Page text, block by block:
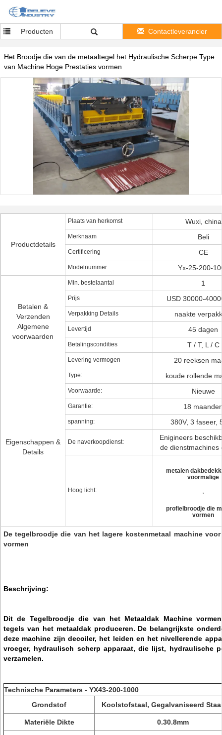
Producten Contactleverancier
Het Broodje die van de metaaltegel het Hydraulische Scherpe Type
van Machine Hoge Prestaties vormen
Productdetails
Plaats van herkomst Wuxi, china
Merknaam Beli
Certificering CE
Modelnummer Yx-25-200-
Betalen &
Verzenden
Algemene
voorwaarden
Min. bestelaantal 1
Prijs USD 30000-
Verpakking Details naakte
Levertijd 45 dagen
Betalingscondities T / T, L / C
Levering vermogen 20 reeksen
Eigenschappen &
Details
Type: koude rollende
Voorwaarde: Nieuwe
Garantie: 18
spanning: 380V, 3 faseer,
De naverkoopdienst:
Enigineers
de dienstmachines
Hoog licht:
metalen
voormalige
profielbroodje die
vormen
De tegelbroodje die van het lagere kostenmetaal machine
vormen
Beschrijving:
Dit de Tegelbroodje die van het Metaaldak Machine
tegels van het metaaldak produceren. De belangrijkste
deze machine zijn decoiler, het leiden en het nivellerende
vroeger, hydraulisch scherp apparaat, die lijst, hydraulische
verzamelen.
Technische Parameters - YX43-200-1000
Grondstof
Koolstofstaal, Gegalvaniseerd
Materiële Dikte 0.30.8mm